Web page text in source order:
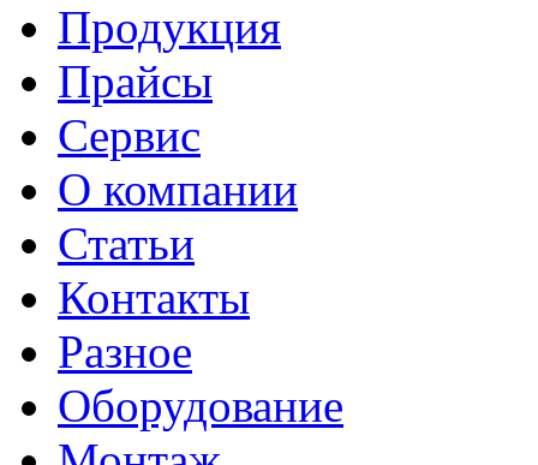
Продукция
Прайсы
Сервис
О компании
Статьи
Контакты
Разное
Оборудование